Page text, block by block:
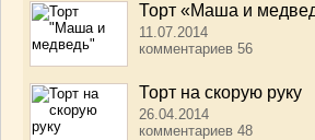
Торт «Маша и
11.07.2014
комментариев 56
Торт на скорую руку
26.04.2014
комментариев 48